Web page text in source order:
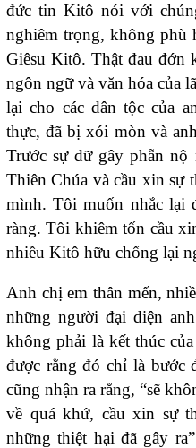
đức tin Kitô nói với
nghiêm trọng, không phù
Giêsu Kitô. Thật đau đớn
ngôn ngữ và văn hóa của
lại cho các dân tộc của
thực, đã bị xói mòn và
Trước sự dữ gây phẫn
Thiên Chúa và cầu xin sự
mình. Tôi muốn nhắc lại
ràng. Tôi khiêm tốn cầu
nhiều Kitô hữu chống lại
Anh chị em thân mến,
những người đại diện
không phải là kết thúc
được rằng đó chỉ là bước
cũng nhận ra rằng, “sẽ
về quá khứ, cầu xin sự
những thiệt hại đã gây